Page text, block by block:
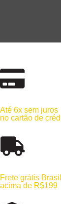
Até 6x sem juros
no cartão de
Frete grátis Brasil
acima de R$199